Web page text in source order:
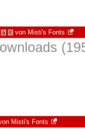
à € von Misti's Fonts
Misti's Fonts